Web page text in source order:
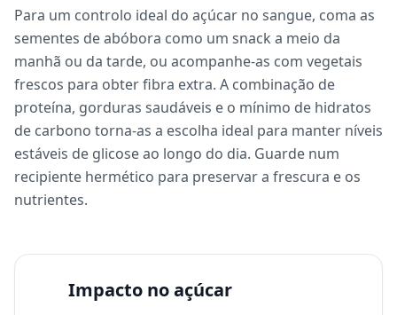
Para um controlo ideal do açúcar no sangue, coma as
sementes de abóbora como um snack a meio da
manhã ou da tarde, ou acompanhe-as com vegetais
frescos para obter fibra extra. A combinação de
proteína, gorduras saudáveis e o mínimo de hidratos
de carbono torna-as a escolha ideal para manter níveis
estáveis de glicose ao longo do dia. Guarde num
recipiente hermético para preservar a frescura e os
nutrientes.
Impacto no açúcar